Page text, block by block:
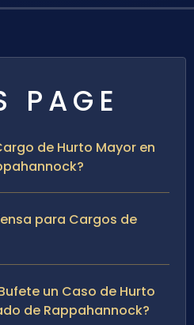
PAGE
de Hurto Mayor en
para Cargos de
un Caso de Hurto
de Rappahannock?